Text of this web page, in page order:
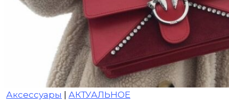
Аксессуары АКТУАЛЬНОЕ